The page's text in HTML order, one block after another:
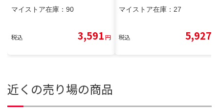
マイストア在庫： 90
税込 3,591円
マイストア在庫： 27
税込 5,927
近くの売り場の商品